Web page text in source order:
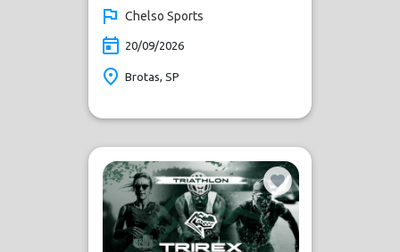
Chelso Sports
20/09/2026
Brotas, SP